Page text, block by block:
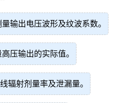
输出电压波形及纹波系数。
压输出的实际值。
辐射剂量率及泄漏量。